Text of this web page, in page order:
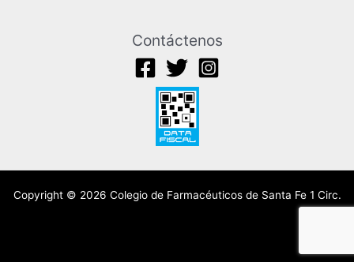
Contáctenos
Copyright © 2026 Colegio de Farmacéuticos de Santa Fe 1 Circ.